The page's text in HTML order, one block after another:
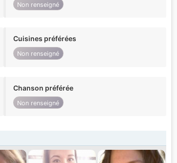
Non renseigné
Cuisines préférées
Non renseigné
Chanson préférée
Non renseigné